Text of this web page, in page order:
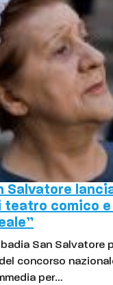
Salvatore
teatro comico e
San Salvatore
concorso
per…